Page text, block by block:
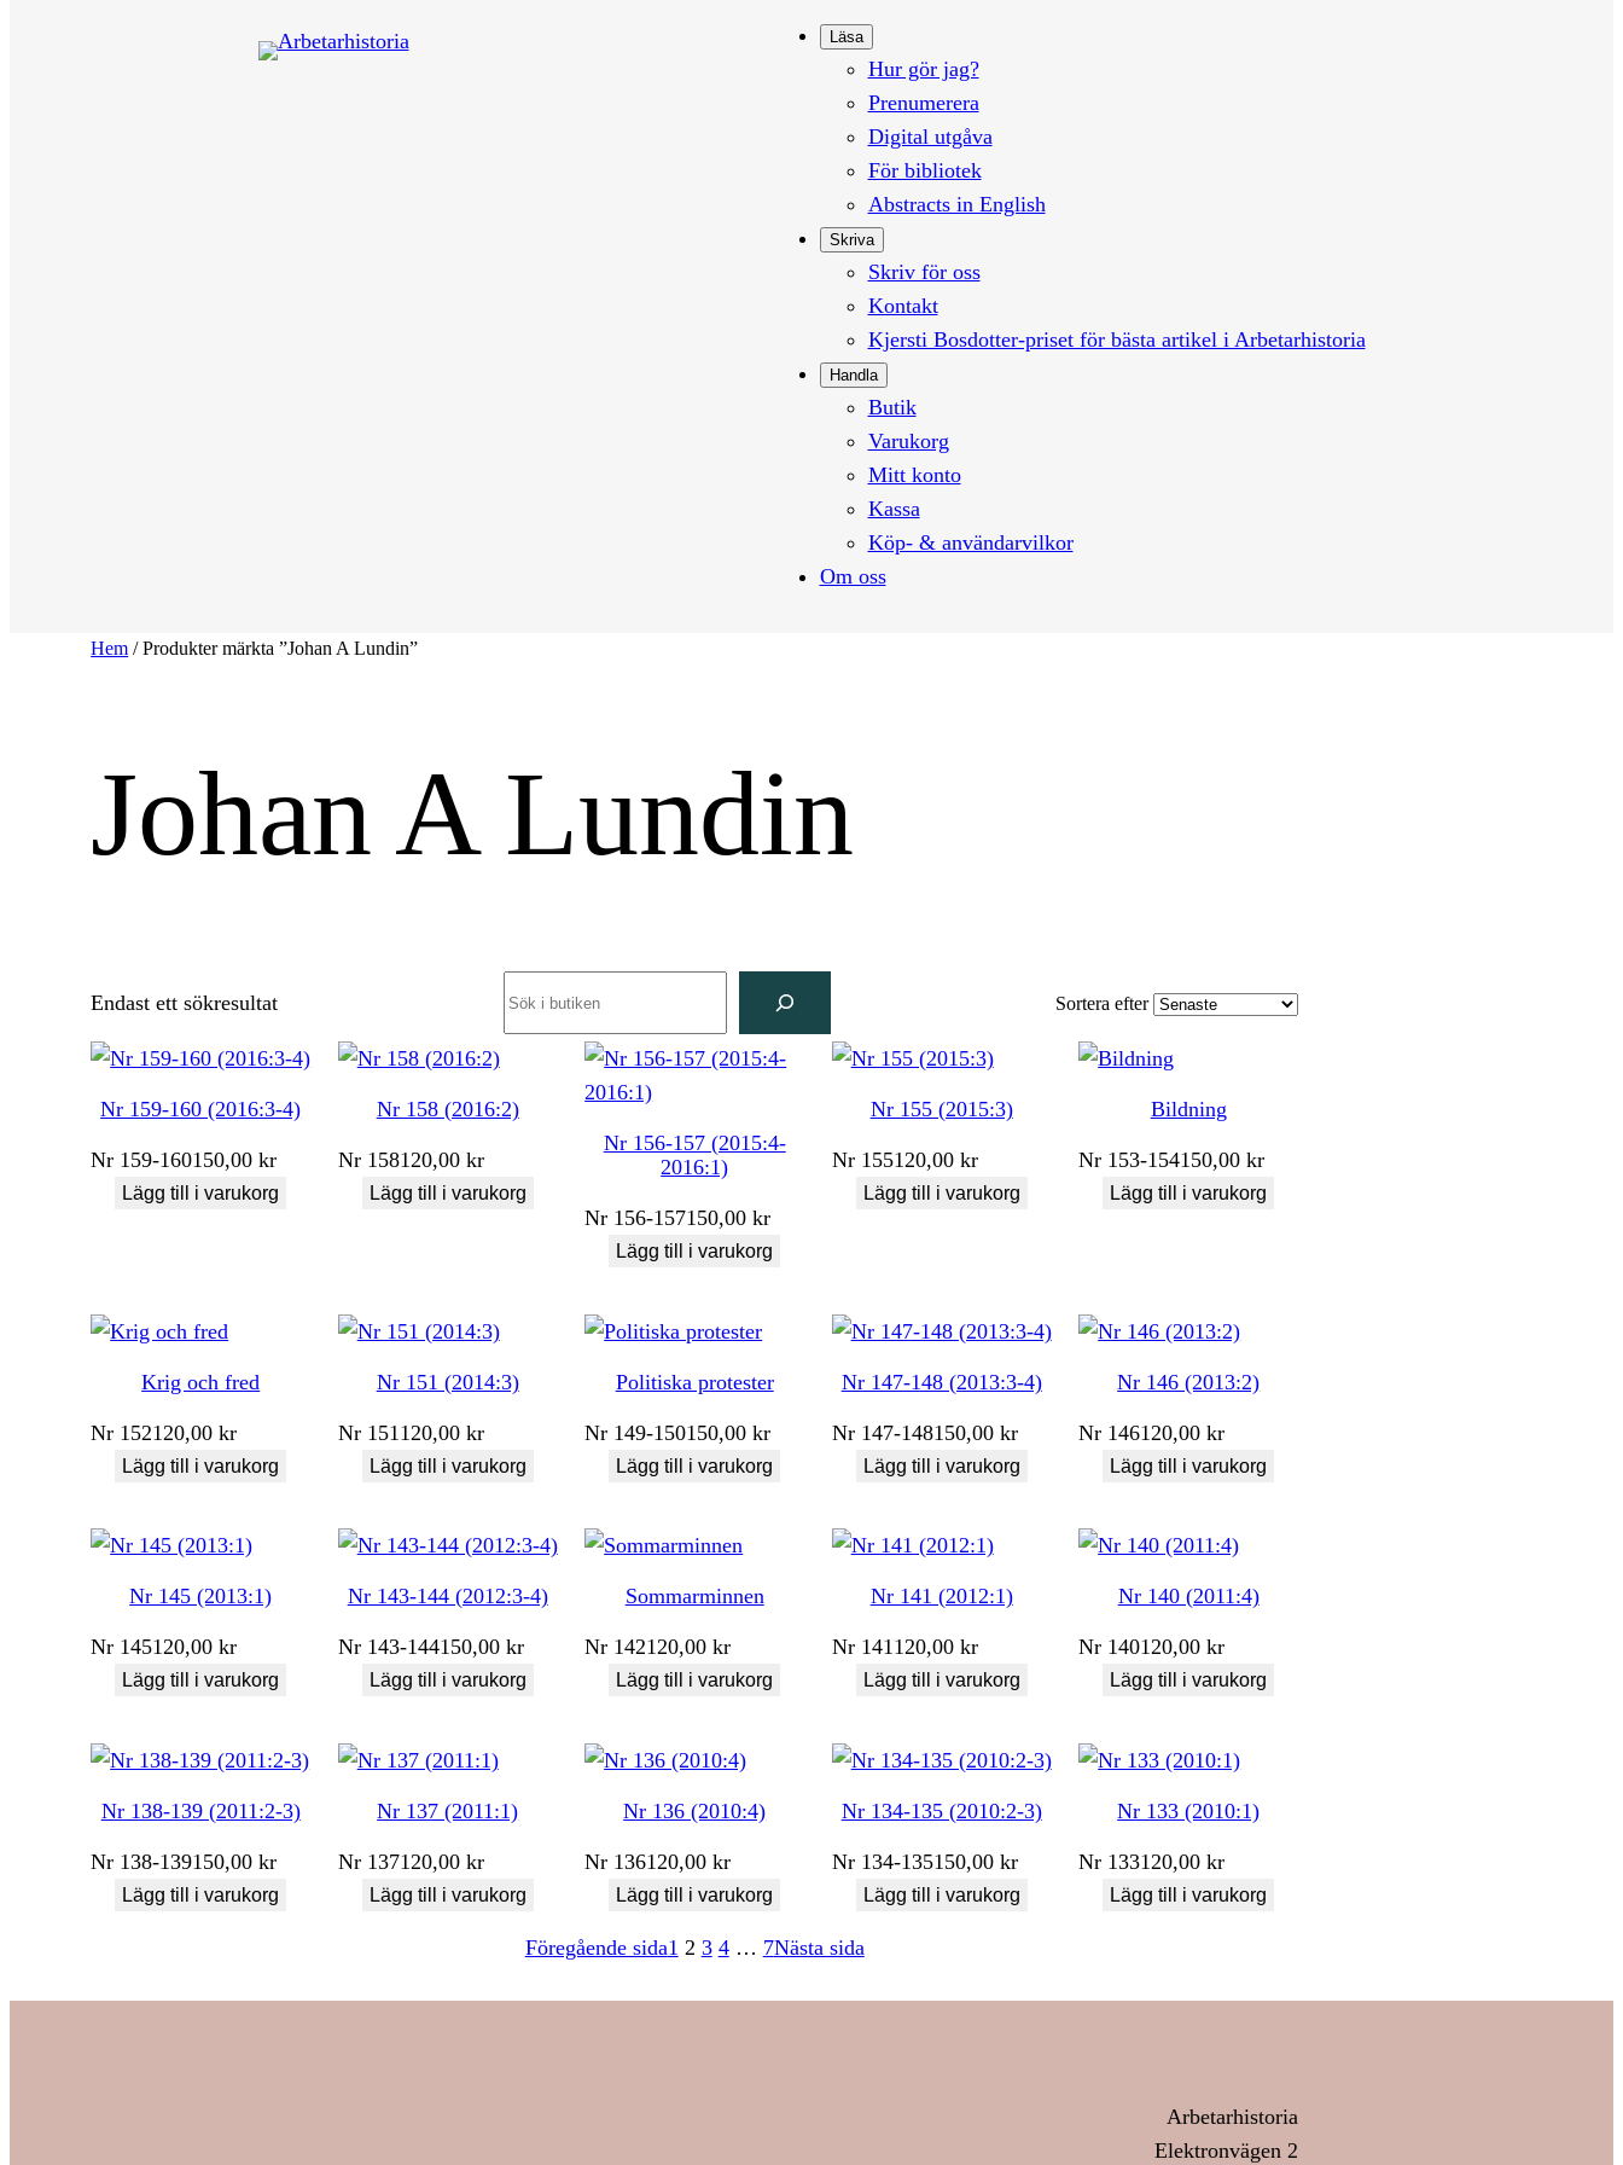
Läsa
Hur gör jag?
Prenumerera
Digital utgåva
För bibliotek
Abstracts in English
Skriva
Skriv för oss
Kontakt
Kjersti Bosdotter-priset för bästa artikel i Arbetarhistoria
Handla
Butik
Varukorg
Mitt konto
Kassa
Köp- & användarvilkor
Om oss
Hem / Produkter märkta ”Johan A Lundin”
Johan A Lundin
Endast ett sökresultat Sortera efter
Nr 159-160 (2016:3-4)
Nr 159-160150,00kr
Lägg till i varukorg
Nr 158 (2016:2)
Nr 158120,00 kr
Lägg till i varukorg
Nr 156-157 (2015:4-
2016:1)
Nr 156-157150,00kr
Lägg till i varukorg
Nr 155 (2015:3)
Nr 155120,00 kr
Lägg till i varukorg
Bildning
Nr 153-154150,00kr
Lägg till i varukorg
Krig och fred
Nr 152120,00kr
Lägg till i varukorg
Nr 151 (2014:3)
Nr 151 120,00 kr
Lägg till i varukorg
Politiska protester
Nr 149-150150,00kr
Lägg till i varukorg
Nr 147-148 (2013:3-4)
Nr 147-148150,00 kr
Lägg till i varukorg
Nr 146 (2013:2)
Nr 146120,00kr
Lägg till i varukorg
Nr 145 (2013:1)
Nr 145120,00kr
Lägg till i varukorg
Nr 143-144 (2012:3-4)
Nr 143-144150,00 kr
Lägg till i varukorg
Sommarminnen
Nr 142120,00kr
Lägg till i varukorg
Nr 141 (2012:1)
Nr 141120,00 kr
Lägg till i varukorg
Nr 140 (2011:4)
Nr 140120,00kr
Lägg till i varukorg
Nr 138-139 (2011:2-3)
Nr 138-139150,00kr
Lägg till i varukorg
Nr 137 (2011:1)
Nr 137120,00 kr
Lägg till i varukorg
Nr 136 (2010:4)
Nr 136120,00kr
Lägg till i varukorg
Nr 134-135 (2010:2-3)
Nr 134-135150,00 kr
Lägg till i varukorg
Nr 133 (2010:1)
Nr 133120,00kr
Lägg till i varukorg
Föregående sida1 2 3 4 … 7Nästa sida
Arbetarhistoria
Elektronvägen 2